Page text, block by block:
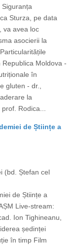
Sturza, pe data
va avea loc
asocierii la
Moldova -
în
gluten - dr.,
la
Rodica...
de Științe a
(bd. Ștefan cel
de Științe a
Live-stream:
Ion Tighineanu,
ședinței
în timp Film